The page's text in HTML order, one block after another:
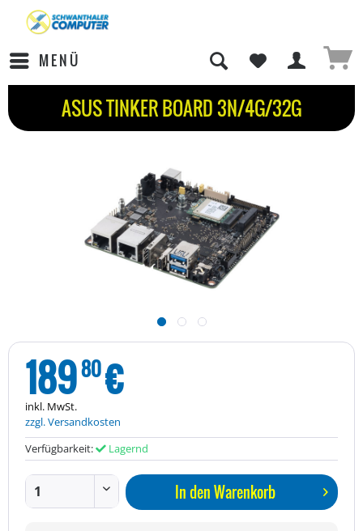
MENÜ
ASUS TINKER BOARD 3N/4G/32G
18980€
inkl. MwSt.
zzgl. Versandkosten
Verfügbarkeit:
Lagernd
In denWarenkorb